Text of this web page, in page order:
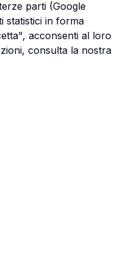
parti (Google
statistici in forma
acconsenti al loro
consulta la nostra